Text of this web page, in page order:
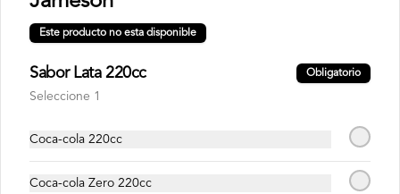
Roll relleno de Camarón panko, palta,
Este producto no esta disponible
Sabor Lata 220cc Obligatorio
Seleccione 1
Coca-cola 220cc
Coca-cola Zero 220cc